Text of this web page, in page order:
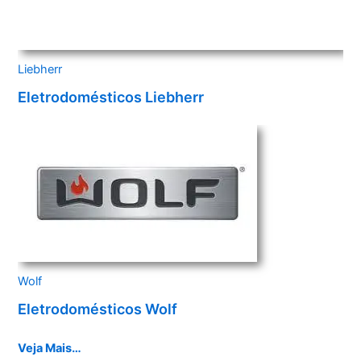
Liebherr
Eletrodomésticos Liebherr
Wolf
Eletrodomésticos Wolf
Veja Mais…